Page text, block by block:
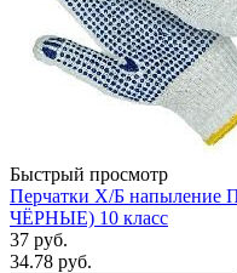
Быстрый просмотр
Перчатки Х/Б
ЧЁРНЫЕ) 10 класс
37 руб.
34.78 руб.